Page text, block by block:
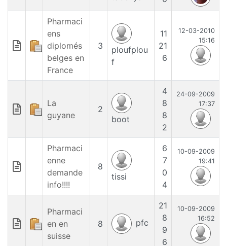
Pharmaci
ens
diplomés
belges en
France
3
ploufplou
f
11
21
6
12-03-2010
15:16
La
guyane
2
boot
4
8
8
2
24-09-2009
17:37
Pharmaci
enne
demande
info!!!!
8
tissi
6
7
0
4
10-09-2009
19:41
Pharmaci
en en
suisse
8 pfc
21
8
9
6
10-09-2009
16:52